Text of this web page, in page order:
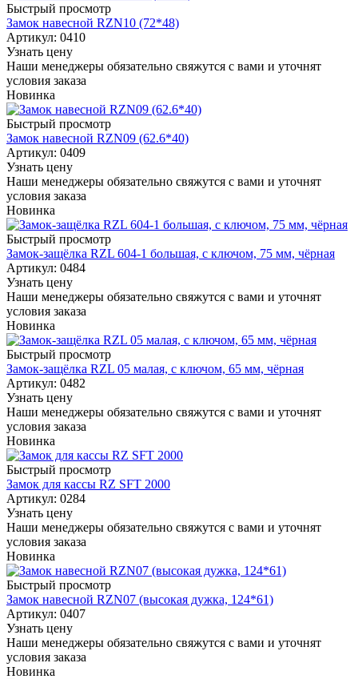
Быстрый просмотр
Замок навесной RZN10 (72*48)
Артикул: 0410
Узнать цену
Наши менеджеры обязательно свяжутся с вами и уточнят
условия заказа
Новинка
Быстрый просмотр
Замок навесной RZN09 (62.6*40)
Артикул: 0409
Узнать цену
Наши менеджеры обязательно свяжутся с вами и уточнят
условия заказа
Новинка
Быстрый просмотр
Замок-защёлка RZL 604-1 большая, с ключом, 75 мм, чёрная
Артикул: 0484
Узнать цену
Наши менеджеры обязательно свяжутся с вами и уточнят
условия заказа
Новинка
Быстрый просмотр
Замок-защёлка RZL 05 малая, с ключом, 65 мм, чёрная
Артикул: 0482
Узнать цену
Наши менеджеры обязательно свяжутся с вами и уточнят
условия заказа
Новинка
Быстрый просмотр
Замок для кассы RZ SFT 2000
Артикул: 0284
Узнать цену
Наши менеджеры обязательно свяжутся с вами и уточнят
условия заказа
Новинка
Быстрый просмотр
Замок навесной RZN07 (высокая дужка, 124*61)
Артикул: 0407
Узнать цену
Наши менеджеры обязательно свяжутся с вами и уточнят
условия заказа
Новинка